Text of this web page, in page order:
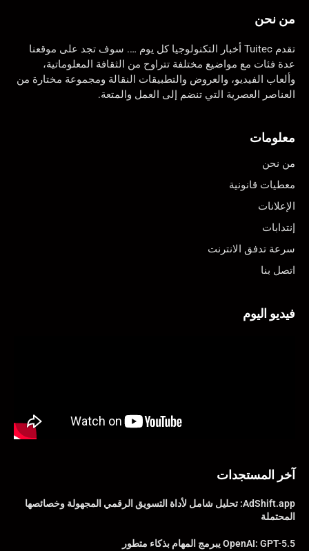
من نحن
تقدم Tuitec أخبار التكنولوجيا كل يوم …. سوف تجد على موقعنا
عدة فئات مع مواضيع مختلفة تتراوح من الثقافة المعلوماتية،
وألعاب الفيديو، والعروض والتطبيقات النقالة ومجموعة مختارة من
العناصر العصرية التي تنضم إلى العمل والمتعة.
معلومات
من نحن
معطيات قانونية
الإعلانات
إنتدابات
سرعة تدفق الانترنت
اتصل بنا
فيديو اليوم
آخر المستجدات
AdShift.app: تحليل شامل لأداة التسويق الرقمي المجهولة وخصائصها
المحتملة
OpenAI: GPT-5.5 يبرمج المهام بذكاء متطور